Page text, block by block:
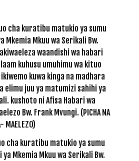
cha kuratibu matukio ya sumu
Mkemia Mkuu wa Serikali Bw.